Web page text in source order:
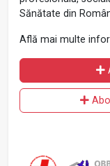
Sănătate din
Află mai multe